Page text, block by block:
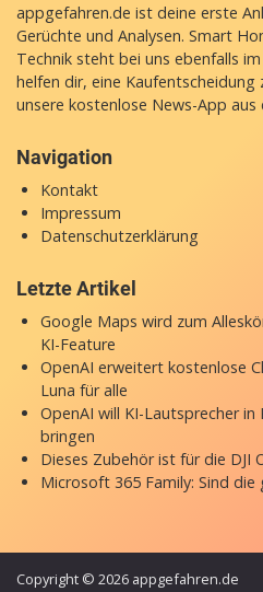
appgefahren.de ist deine erste
Gerüchte und Analysen. Smart
Technik steht bei uns ebenfalls
helfen dir, eine Kaufentscheidung
unsere kostenlose News-App aus
Navigation
Kontakt
Impressum
Datenschutzerklärung
Letzte Artikel
Google Maps wird zum
KI-Feature
OpenAI erweitert kostenlose
Luna für alle
OpenAI will KI-Lautsprecher
bringen
Dieses Zubehör ist für die DJI
Microsoft 365 Family: Sind
Copyright © 2026 appgefahren.de